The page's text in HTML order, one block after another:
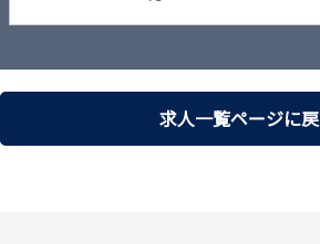
求人一覧ページに